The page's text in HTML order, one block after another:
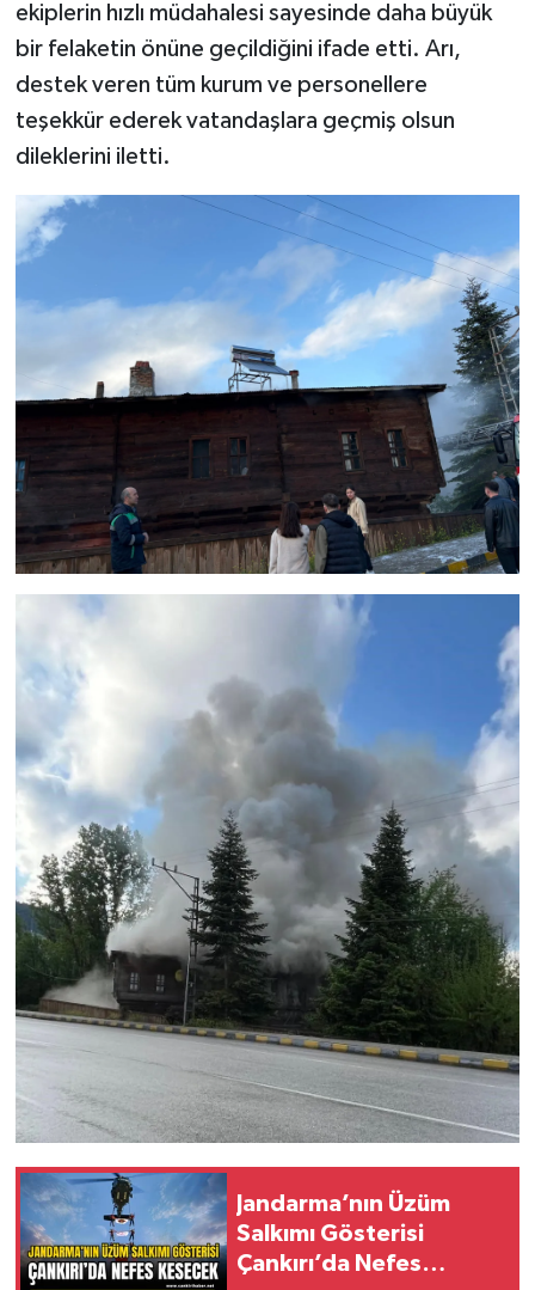
ekiplerin hızlı müdahalesi sayesinde daha büyük
bir felaketin önüne geçildiğini ifade etti. Arı,
destek veren tüm kurum ve personellere
teşekkür ederek vatandaşlara geçmiş olsun
dileklerini iletti.
Jandarma’nın Üzüm
Salkımı Gösterisi
Çankırı’da Nefes